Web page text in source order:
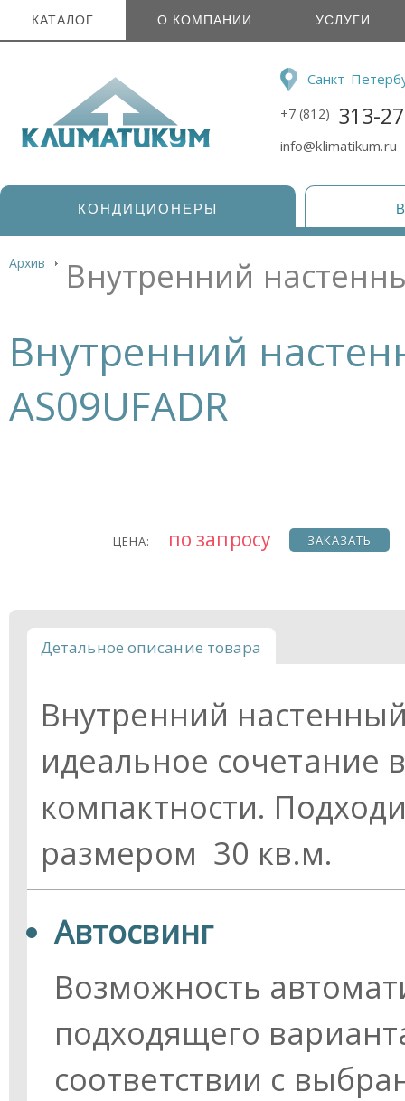
КАТАЛОГ О КОМПАНИИ УСЛУГИ
Санкт-
+7 (812) 313-
info@klimatikum.ru
КОНДИЦИОНЕРЫ
Архив Внутренний
Внутренний
AS09UFADR
ЦЕНА: по запросу ЗАКАЗАТЬ
Детальное описание товара
Внутренний настенный
идеальное сочетание
компактности.
размером 30 кв.м.
Автосвинг
Возможность
подходящего
соответствии с